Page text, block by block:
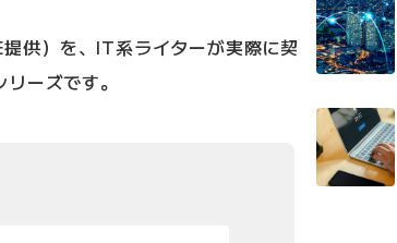
供）を、IT系ライターが実際に契
ーズです。